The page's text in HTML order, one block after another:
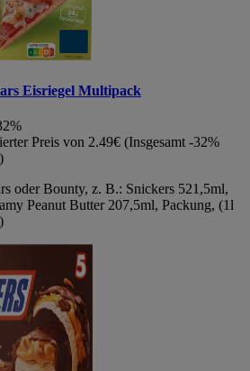
Eisriegel Multipack
Preis von 2.49€ (Insgesamt -32%
oder Bounty, z. B.: Snickers 521,5ml,
Peanut Butter 207,5ml, Packung, (1l